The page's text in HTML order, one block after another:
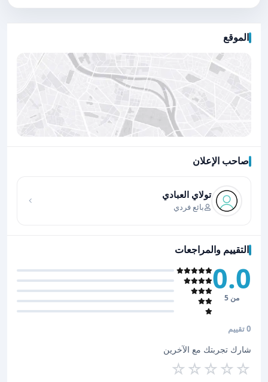
الموقع
صاحب الإعلان
تولاي العبادي
بائع فردي
التقييم والمراجعات
0.0
من 5
0 تقييم
شارك تجربتك مع الآخرين
☆
☆
☆
☆
☆